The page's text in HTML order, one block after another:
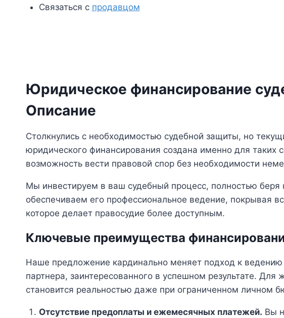
Связаться с продавцом
Юридическое финансирование
Описание
Столкнулись с необходимостью судебной защиты, но
юридического финансирования создана именно для
возможность вести правовой спор без необходимости
Мы инвестируем в ваш судебный процесс, полностью
обеспечиваем его профессиональное ведение, покрывая
которое делает правосудие более доступным.
Ключевые преимущества
Наше предложение кардинально меняет подход к
партнера, заинтересованного в успешном результате.
становится реальностью даже при ограниченном личном
Отсутствие предоплаты и ежемесячных платежей. Вы